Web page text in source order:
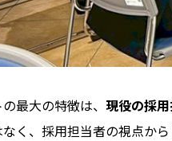
最大の特徴は、 現役の採
く、採用担当者の視点か